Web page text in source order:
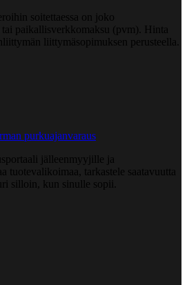
soitettaessa on joko
tai paikallisverkkomaksu (pvm). Hinta
liittymäsopimuksen perusteella.
purkuajanvaraus
jälleenmyyjille ja
tuotevalikoimaa, tarkastele saatavuutta
silloin, kun sinulle sopii.